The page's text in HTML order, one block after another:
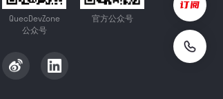
QuecDevZone
公众号
官方公众号